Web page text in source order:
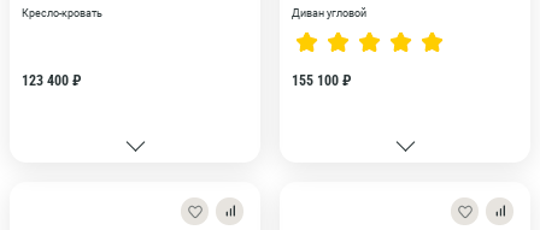
Кресло-кровать
123 400 ₽
Диван угловой
155 100 ₽